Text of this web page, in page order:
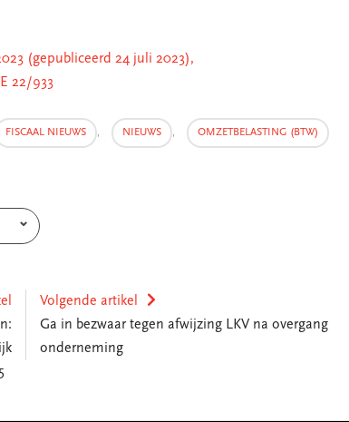
(gepubliceerd 24 juli 2023),
22/933
FISCAAL NIEUWS , NIEUWS , OMZETBELASTING (BTW)
Volgende artikel
Ga in bezwaar tegen afwijzing LKV na overgang
onderneming